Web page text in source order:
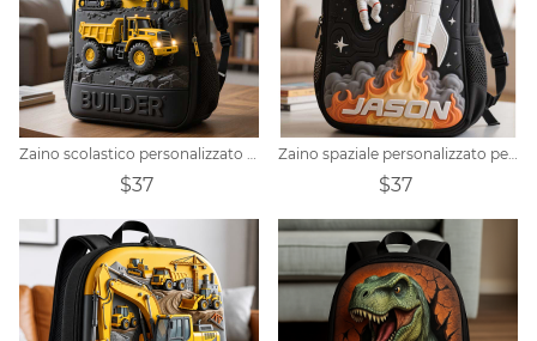
Zaino scolastico personalizzato per bambini a tema veicoli ingegneristici
$37
Zaino spaziale personalizzato per bambini con astronauta e razzo
$37